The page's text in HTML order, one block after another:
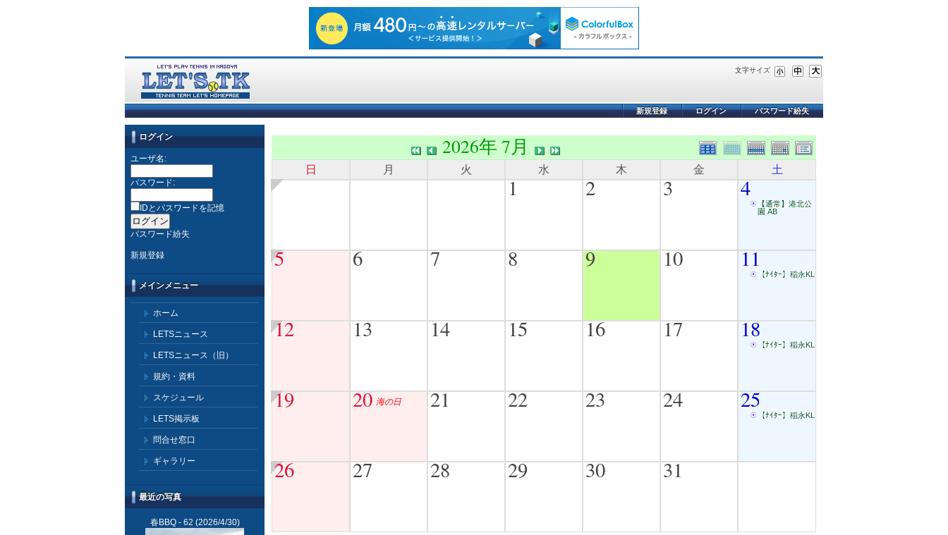
文字サイズ
パスワード紛失
ログイン
新規登録
ログイン
ユーザ名:
パスワード:
IDとパスワードを記憶
パスワード紛失
新規登録
メインメニュー
ホーム
LETSニュース
LETSニュース（旧）
規約・資料
スケジュール
LETS掲示板
問合せ窓口
ギャラリー
最近の写真
春BBQ - 62 (2026/4/30)
2026年 7月
日 月 火 水 木 金 土
1 2 3 4
【通常】港北公
園 AB
5 6 7 8 9 10 11
【ﾅｲﾀｰ】稲永KL
12 13 14 15 16 17 18
【ﾅｲﾀｰ】稲永KL
19 20 海の日 21 22 23 24 25
【ﾅｲﾀｰ】稲永KL
26 27 28 29 30 31